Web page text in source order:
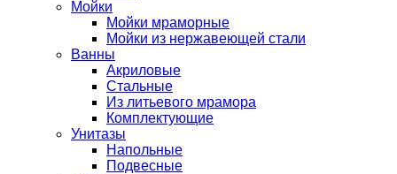
Мойки
Мойки мраморные
Мойки из нержавеющей стали
Ванны
Акриловые
Стальные
Из литьевого мрамора
Комплектующие
Унитазы
Напольные
Подвесные